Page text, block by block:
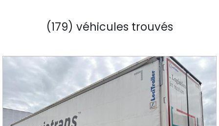
(179) véhicules trouvés